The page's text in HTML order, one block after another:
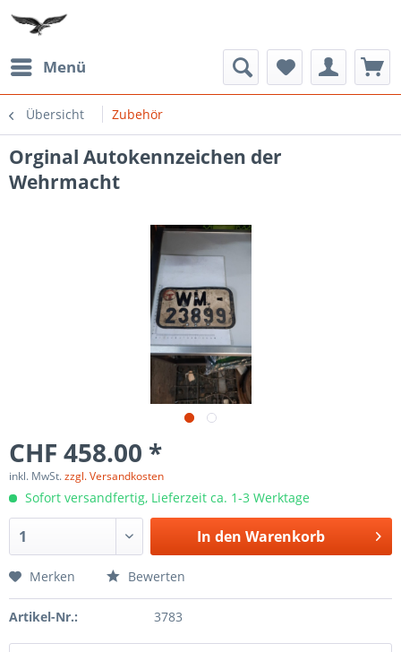
Menü
Übersicht Zubehör
Orginal Autokennzeichen der
Wehrmacht
CHF 458.00 *
inkl. MwSt.zzgl. Versandkosten
Sofort versandfertig, Lieferzeit ca. 1-3 Werktage
In den Warenkorb
Merken Bewerten
Artikel-Nr.: 3783